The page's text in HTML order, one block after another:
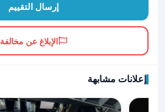
إرسال التقييم
الإبلاغ عن مخالفة
إعلانات مشابهة